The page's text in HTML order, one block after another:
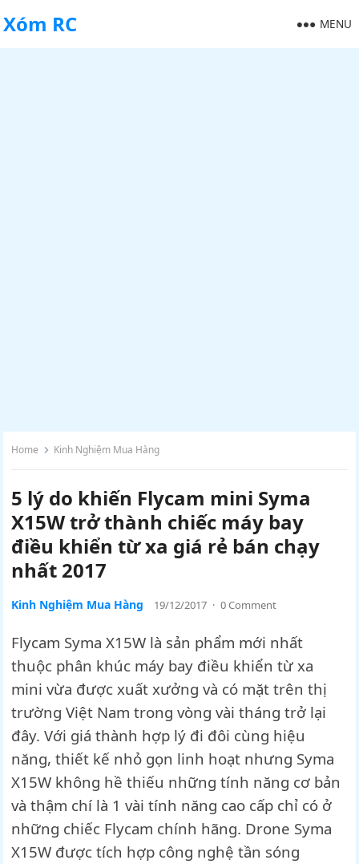
Xóm RC MENU
Home Kinh Nghiệm Mua Hàng
5 lý do khiến Flycam mini Syma
X15W trở thành chiếc máy bay
điều khiển từ xa giá rẻ bán chạy
nhất 2017
Kinh Nghiệm Mua Hàng 19/12/2017 · 0 Comment
Flycam Syma X15W là sản phẩm mới nhất
thuộc phân khúc máy bay điều khiển từ xa
mini vừa được xuất xưởng và có mặt trên thị
trường Việt Nam trong vòng vài tháng trở lại
đây. Với giá thành hợp lý đi đôi cùng hiệu
năng, thiết kế nhỏ gọn linh hoạt nhưng Syma
X15W không hề thiếu những tính năng cơ bản
và thậm chí là 1 vài tính năng cao cấp chỉ có ở
những chiếc Flycam chính hãng. Drone Syma
X15W được tích hợp công nghệ tần sóng